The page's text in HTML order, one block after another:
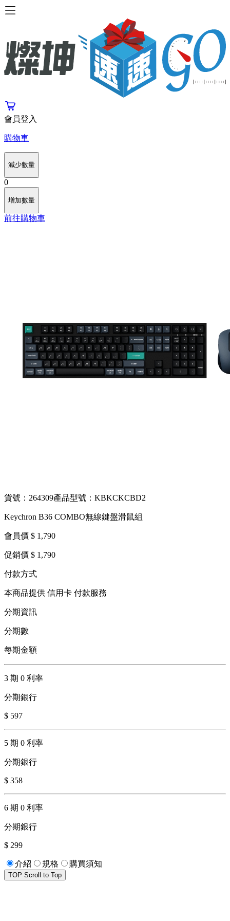
會員登入
購物車
減少數量
0
增加數量
前往購物車
貨號：264309產品型號：KBKCKCBD2
Keychron B36 COMBO無線鍵盤滑鼠組
會員價 $ 1,790
促銷價 $ 1,790
付款方式
本商品提供 信用卡 付款服務
分期資訊
分期數
每期金額
3 期 0 利率
分期銀行
$ 597
5 期 0 利率
分期銀行
$ 358
6 期 0 利率
分期銀行
$ 299
介紹 規格 購買須知
TOP Scroll to Top